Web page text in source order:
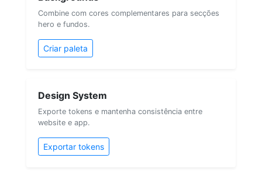
Combine com cores complementares para secções
hero e fundos.
Criar paleta
Design System
Exporte tokens e mantenha consistência entre
website e app.
Exportar tokens